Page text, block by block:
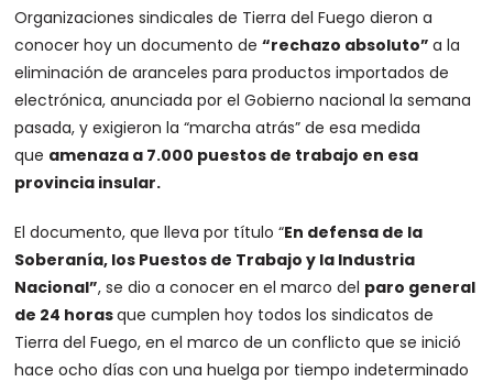
Organizaciones sindicales de Tierra del Fuego dieron a
conocer hoy un documento de“rechazo absoluto”a la
eliminación de aranceles para productos importados de
electrónica, anunciada por el Gobierno nacional la semana
pasada, y exigieron la “marcha atrás” de esa medida
que amenaza a 7.000 puestos de trabajo en esa
provincia insular.
El documento, que lleva por título “En defensa de la
Soberanía, los Puestos de Trabajo y la Industria
Nacional”, se dio a conocer en el marco del paro general
de 24 horasque cumplen hoy todos los sindicatos de
Tierra del Fuego, en el marco de un conflicto que se inició
hace ocho días con una huelga por tiempo indeterminado